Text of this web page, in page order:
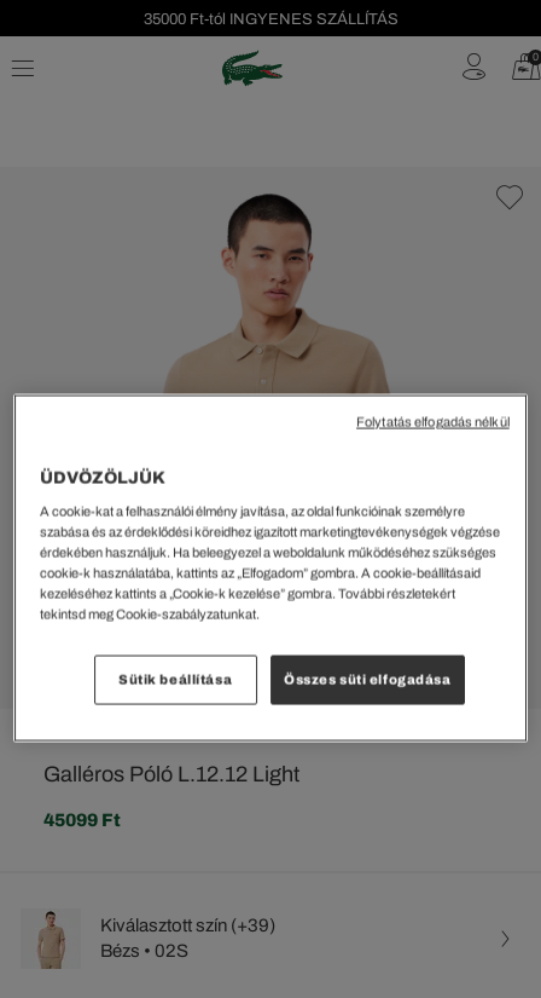
Szezonális leárazás akár -40%!
Ingyenes visszaküldés!
0
Galléros Póló L.12.12 Light
45099 Ft
Kiválasztott szín (+39)
Bézs • 02S
ÜDVÖZÖLJÜK
A cookie-kat a felhasználói élmény javítása, az oldal funkcióinak személyre
szabása és az érdeklődési köreidhez igazított marketingtevékenységek végzése
érdekében használjuk. Ha beleegyezel a weboldalunk működéséhez szükséges
cookie-k használatába, kattints az „Elfogadom” gombra. A cookie-beállításaid
kezeléséhez kattints a „Cookie-k kezelése” gombra. További részletekért
tekintsd meg Cookie-szabályzatunkat.
Sütik beállítása Összes süti elfogadása
Folytatás elfogadás nélkül